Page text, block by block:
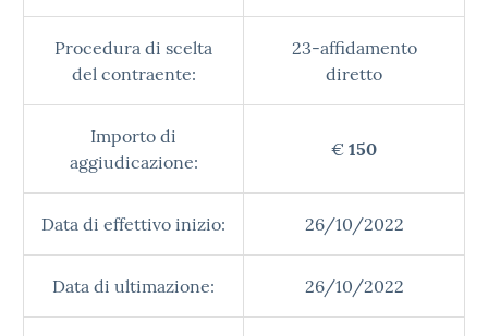
Procedura di scelta
del contraente:
23-affidamento
diretto
Importo di
aggiudicazione:
€ 150
Data di effettivo inizio: 26/10/2022
Data di ultimazione: 26/10/2022